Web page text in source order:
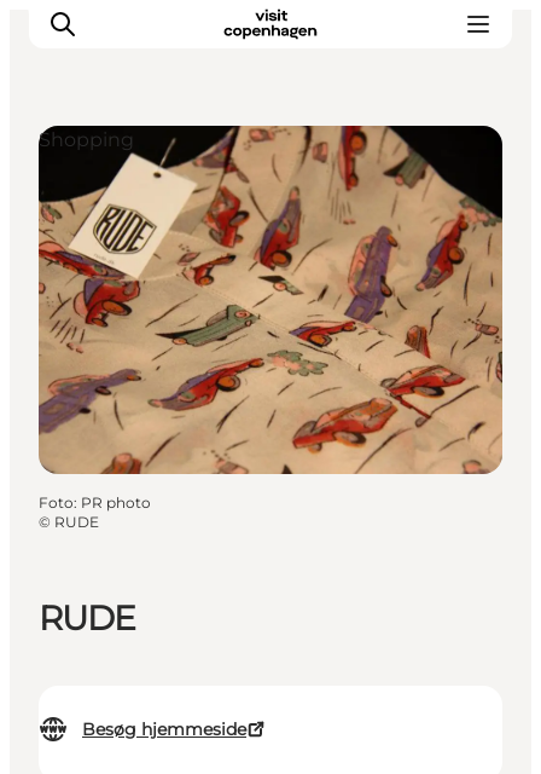
This is Copenhagen
Aktiviteter
Spis & drik
Områder
Planlæg din tur
CopenPay
Copenhagen Card
RUDE
Besøg hjemmeside
Shopping
Foto: PR photo
© RUDE